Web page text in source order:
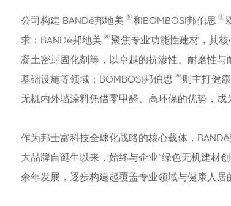
公司构建 BANDě邦地美 ®和BOMBOSI邦伯思 ®
求：BANDě邦地美 ®聚焦专业功能性建材，其
凝土密封固化剂等，以卓越的抗渗性、耐磨性与
基础设施等领域；BOMBOSI邦伯思 ® 则主打健
无机内外墙涂料凭借零甲醛、高环保的优势，成
作为邦士富科技全球化战略的核心载体，
大品牌自诞生以来，始终与企业“绿色无机建材
余年发展，逐步构建起覆盖专业领域与健康人居